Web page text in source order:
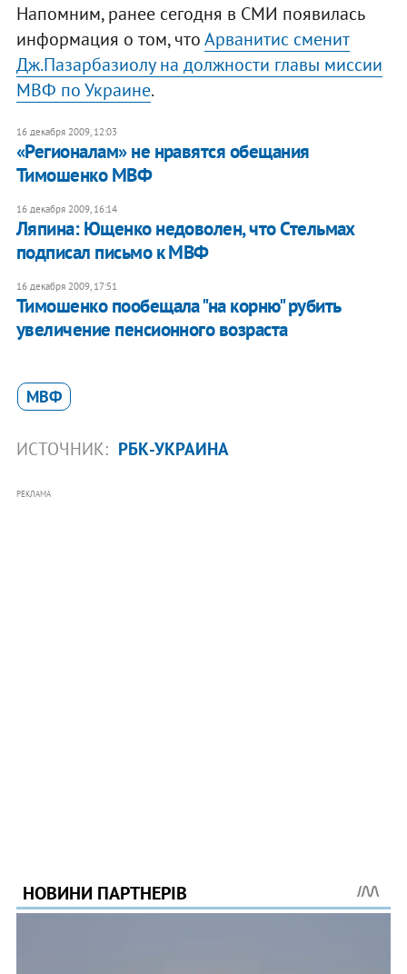
Напомним, ранее сегодня в СМИ появилась
информация о том, чтоАрванитис сменит
Дж.Пазарбазиолу на должности главы миссии
МВФ по Украине.
16 декабря 2009, 12:03
«Регионалам» не нравятся обещания
Тимошенко МВФ
16 декабря 2009, 16:14
Ляпина: Ющенко недоволен, что Стельмах
подписал письмо к МВФ
16 декабря 2009, 17:51
Тимошенко пообещала "на корню" рубить
увеличение пенсионного возраста
МВФ
ИСТОЧНИК: РБК-УКРАИНА
РЕКЛАМА